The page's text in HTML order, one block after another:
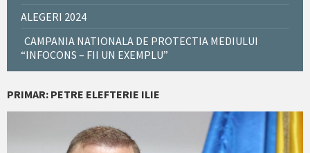
ALEGERI 2024
CAMPANIA NATIONALA DE PROTECTIA MEDIULUI
“INFOCONS – FII UN EXEMPLU”
PRIMAR: PETRE ELEFTERIE ILIE